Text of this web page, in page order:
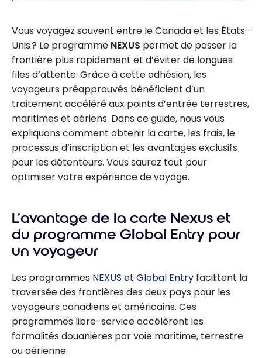
Vous voyagez souvent entre le Canada et les États-
Unis ? Le programme NEXUS permet de passer la
frontière plus rapidement et d’éviter de longues
files d’attente. Grâce à cette adhésion, les
voyageurs préapprouvés bénéficient d’un
traitement accéléré aux points d’entrée terrestres,
maritimes et aériens. Dans ce guide, nous vous
expliquons comment obtenir la carte, les frais, le
processus d’inscription et les avantages exclusifs
pour les détenteurs. Vous saurez tout pour
optimiser votre expérience de voyage.
L’avantage de la carte Nexus et
du programme Global Entry pour
un voyageur
Les programmes NEXUS et Global Entry facilitent la
traversée des frontières des deux pays pour les
voyageurs canadiens et américains. Ces
programmes libre-service accélèrent les
formalités douanières par voie maritime, terrestre
ou aérienne.